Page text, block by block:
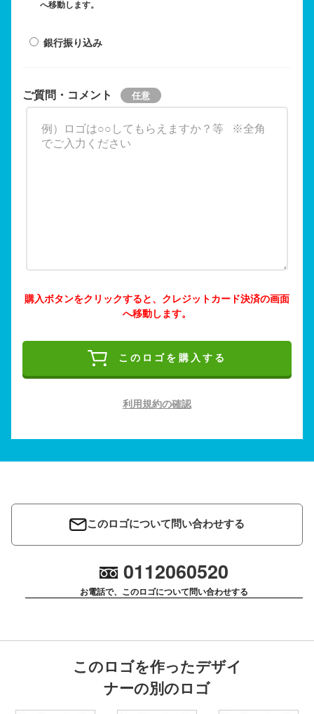
へ移動します。
銀行振り込み
ご質問・コメント
購入ボタンをクリックすると、クレジットカード決済の画面
へ移動します。
このロゴを購入する
利用規約の確認
このロゴについて問い合わせする
0112060520
お電話で、このロゴについて問い合わせする
このロゴを作ったデザイ
ナーの別のロゴ